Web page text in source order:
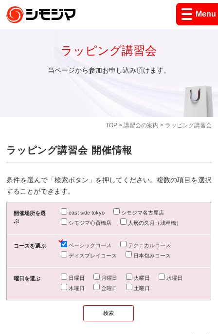
Menu
TOP> 講習会の案内 > ラッピング講習会
ラッピング講習会
当ページから参加お申し込み頂けます。
ラッピング講習会 開催情報
条件を選んで「検索ボタン」を押してください。複数の項目を選択
することができます。
開催場所を選
ぶ
east side tokyo
シモジマ名古屋店
シモジマ心斎橋店
人形の久月（浅草橋）
コースを選ぶ ベーシックコース
テクニカルコース
ディスプレイコース
日本包みコース
曜日を選ぶ 日曜日 月曜日 火曜日
水曜日
木曜日
金曜日 土曜日